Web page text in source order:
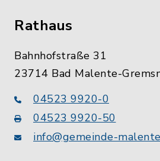
Rathaus
Bahnhofstraße 31
23714 Bad Malente-
04523 9920-0
04523 9920-50
info@gemeinde-